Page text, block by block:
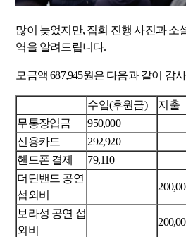
많이 늦었지만, 집회 진행 사진과 소
역을 알려드립니다.
모금액 687,945원은 다음과 같이 감
수입(후원금)
지출
무통장입금
950,000
신용카드
292,920
핸드폰 결제
79,110
더딘밴드 공연
섭외비
보라성 공연 섭
외비